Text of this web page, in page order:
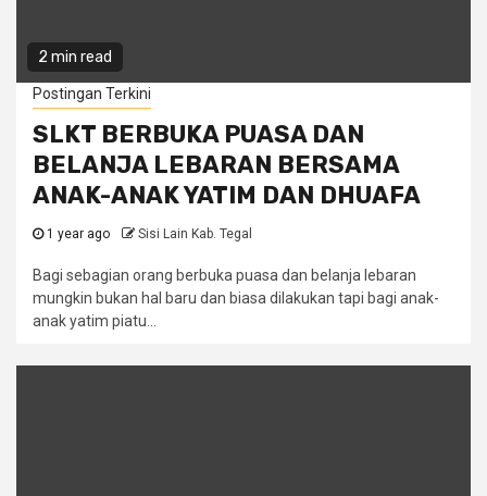
2 min read
Postingan Terkini
SLKT BERBUKA PUASA DAN
BELANJA LEBARAN BERSAMA
ANAK-ANAK YATIM DAN DHUAFA
1 year ago Sisi Lain Kab. Tegal
Bagi sebagian orang berbuka puasa dan belanja lebaran
mungkin bukan hal baru dan biasa dilakukan tapi bagi anak-
anak yatim piatu...